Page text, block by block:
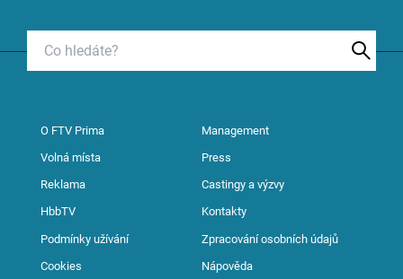
O FTV Prima Management
Volná místa Press
Reklama Castingy a výzvy
HbbTV Kontakty
Podmínky užívání Zpracování osobních údajů
Cookies Nápověda